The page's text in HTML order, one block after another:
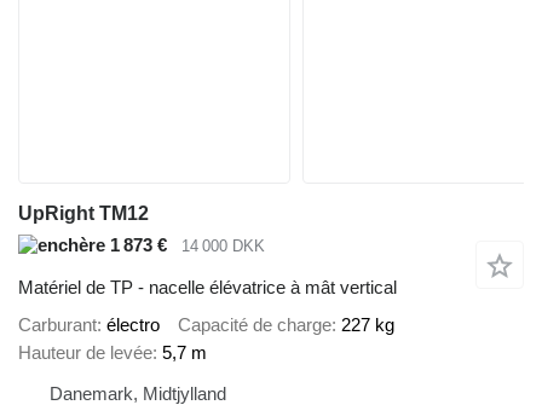
UpRight TM12
1 873 €
14 000 DKK
Matériel de TP - nacelle élévatrice à mât vertical
Carburant électro Capacité de charge 227 kg
Hauteur de levée 5,7 m
Danemark, Midtjylland